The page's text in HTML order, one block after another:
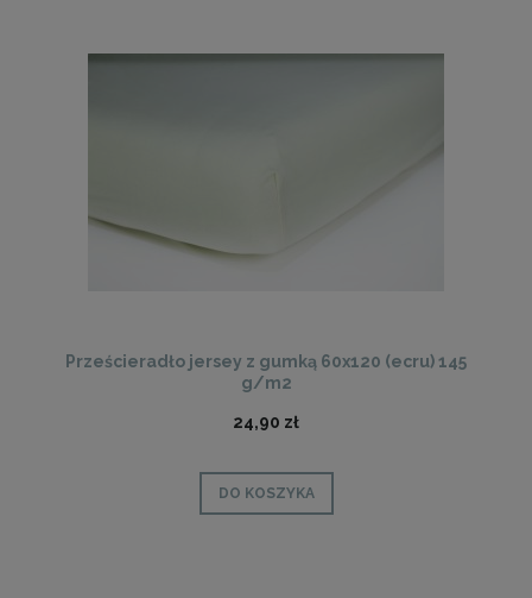
Prześcieradło jersey z gumką 60x120 (ecru) 145
g/m2
24,90 zł
DO KOSZYKA